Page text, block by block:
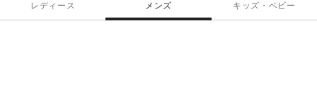
レディース メンズ キッズ・ベビー